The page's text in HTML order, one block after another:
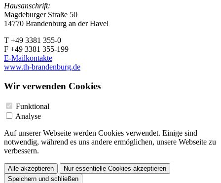
Hausanschrift:
Magdeburger Straße 50
14770 Brandenburg an der Havel
T +49 3381 355-0
F +49 3381 355-199
E-Mailkontakte
www.th-brandenburg.de
Wir verwenden Cookies
Funktional
Analyse
Auf unserer Webseite werden Cookies verwendet. Einige sind
notwendig, während es uns andere ermöglichen, unsere Webseite zu
verbessern.
Alle akzeptieren
Nur essentielle Cookies akzeptieren
Speichern und schließen